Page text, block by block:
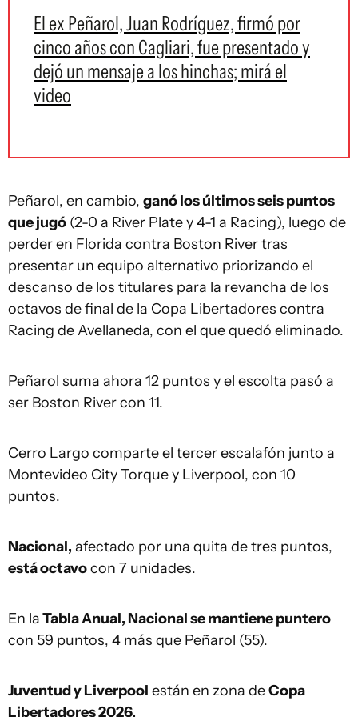
El ex Peñarol, Juan Rodríguez, firmó por
cinco años con Cagliari, fue presentado y
dejó un mensaje a los hinchas; mirá el
video
Peñarol, en cambio, ganó los últimos seis puntos
que jugó (2-0 a River Plate y 4-1 a Racing), luego de
perder en Florida contra Boston River tras
presentar un equipo alternativo priorizando el
descanso de los titulares para la revancha de los
octavos de final de la Copa Libertadores contra
Racing de Avellaneda, con el que quedó eliminado.
Peñarol suma ahora 12 puntos y el escolta pasó a
ser Boston River con 11.
Cerro Largo comparte el tercer escalafón junto a
Montevideo City Torque y Liverpool, con 10
puntos.
Nacional, afectado por una quita de tres puntos,
está octavocon 7 unidades.
En laTabla Anual, Nacional se mantiene puntero
con 59 puntos, 4 más que Peñarol (55).
Juventud y Liverpool están en zona deCopa
Libertadores 2026.